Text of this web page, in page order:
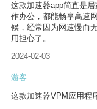
这款加速器app简直是
作办公，都能畅享高速
候，经常因为网速慢而
用担心了。
2024-02-03
游客
这款加速器VPM应用程